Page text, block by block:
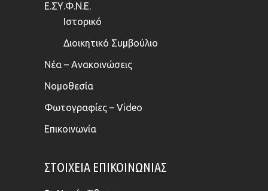
Ε.ΣΥ.Φ.Ν.Ε.
Ιστορικό
Διοικητικό Συμβούλιο
Νέα – Ανακοινώσεις
Νομοθεσία
Φωτογραφίες – Video
Επικοινωνία
ΣΤΟΙΧΕΊΑ ΕΠΙΚΟΙΝΩΝΊΑΣ